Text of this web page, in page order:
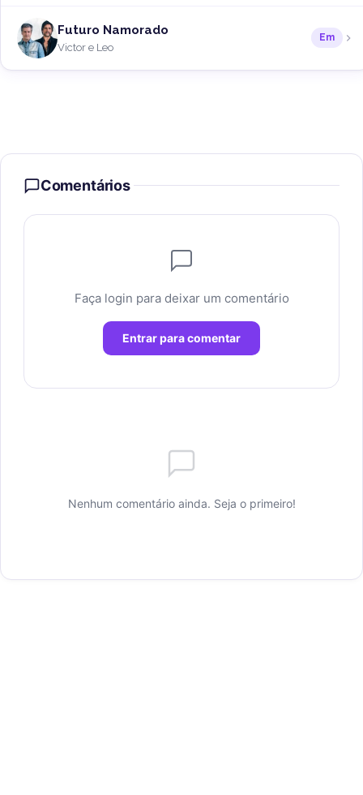
Futuro Namorado
Victor e Leo
Em
Comentários
Faça login para deixar um comentário
Entrar para comentar
Nenhum comentário ainda. Seja o primeiro!